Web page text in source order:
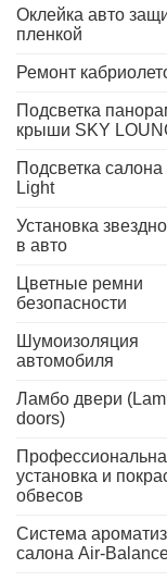
Оклейка авто
пленкой
Ремонт
Подсветка
крыши SKY
Подсветка
Light
Установка
в авто
Цветные ремни
безопасности
Шумоизоляция
автомобиля
Ламбо двери
doors)
установка и
обвесов
Система
салона Air-